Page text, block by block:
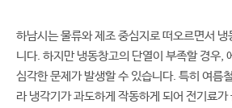
하남시는 물류와 제조 중심지로 떠오르면서
니다. 하지만 냉동창고의 단열이 부족할 경우,
심각한 문제가 발생할 수 있습니다. 특히 여름
라 냉각기가 과도하게 작동하게 되어 전기료